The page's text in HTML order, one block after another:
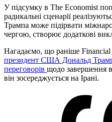
У підсумку в The Economist
радикальні сценарії
Трампа може підірвати
чергою, створює додаткові
Нагадаємо, що раніше
президент США Дональд Трамп
переговорів щодо завершення
він зосереджується на Ірані.